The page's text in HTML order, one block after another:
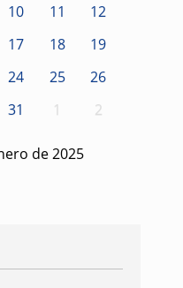
10 11
12
17 18
19
24 25
26
31 1 2
de 2025